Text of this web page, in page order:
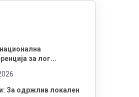
за лог...
За одржлив локален